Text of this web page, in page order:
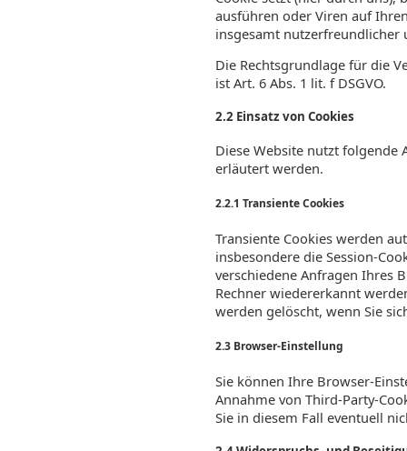
ausführen oder Viren auf
insgesamt nutzerfreundlicher
Die Rechtsgrundlage für die
ist Art. 6 Abs. 1 lit. f DSGVO.
2.2 Einsatz von Cookies
Diese Website nutzt folgende
erläutert werden.
2.2.1 Transiente Cookies
Transiente Cookies werden
insbesondere die Session-
verschiedene Anfragen Ihres
Rechner wiedererkannt
werden gelöscht, wenn Sie
2.3 Browser-Einstellung
Sie können Ihre Browser-
Annahme von Third-Party-
Sie in diesem Fall eventuell